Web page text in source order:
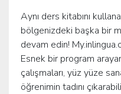
Aynı ders kitabını
bölgenizdeki başka bir
devam edin!
Esnek bir program
çalışmaları, yüz yüze
öğrenimin tadını